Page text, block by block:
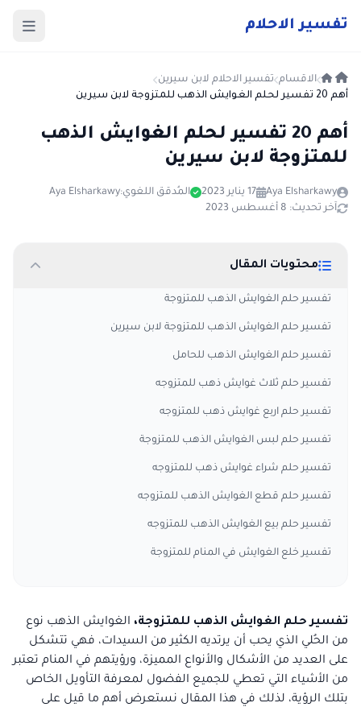
تفسير الاحلام
الاقسام تفسير الاحلام لابن سيرين
أهم 20 تفسير لحلم الغوايش الذهب للمتزوجة لابن سيرين
أهم 20 تفسير لحلم الغوايش الذهب
للمتزوجة لابن سيرين
Aya Elsharkawy 17 يناير 2023 المُدقق اللغوي:Aya Elsharkawy
آخر تحديث: 8 أغسطس 2023
محتويات المقال
تفسير حلم الغوايش الذهب للمتزوجة
تفسير حلم الغوايش الذهب للمتزوجة لابن سيرين
تفسير حلم الغوايش الذهب للحامل
تفسير حلم ثلاث غوايش ذهب للمتزوجه
تفسير حلم اربع غوايش ذهب للمتزوجه
تفسير حلم لبس الغوايش الذهب للمتزوجة
تفسير حلم شراء غوايش ذهب للمتزوجه
تفسير حلم قطع الغوايش الذهب للمتزوجه
تفسير حلم بيع الغوايش الذهب للمتزوجه
تفسير خلع الغوايش في المنام للمتزوجة
تفسير حلم الغوايش الذهب للمتزوجة، الغوايش الذهب نوع
من الحُلي الذي يحب أن يرتديه الكثير من السيدات، فهي تتشكل
على العديد من الأشكال والأنواع المميزة، ورؤيتهم في المنام تعتبر
من الأشياء التي تعطي للجميع الفضول لمعرفة التأويل الخاص
بتلك الرؤية، لذلك في هذا المقال نستعرض أهم ما قيل على